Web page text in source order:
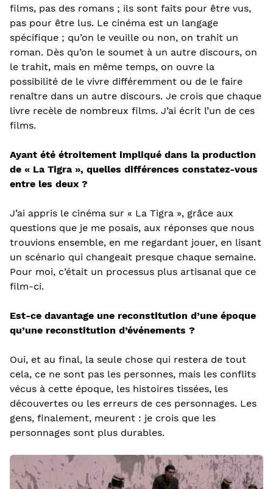
films, pas des romans ; ils sont faits pour être vus,
pas pour être lus. Le cinéma est un langage
spécifique ; qu’on le veuille ou non, on trahit un
roman. Dès qu’on le soumet à un autre discours, on
le trahit, mais en même temps, on ouvre la
possibilité de le vivre différemment ou de le faire
renaître dans un autre discours. Je crois que chaque
livre recèle de nombreux films. J’ai écrit l’un de ces
films.
Ayant été étroitement impliqué dans la production
de « La Tigra », quelles différences constatez-vous
entre les deux ?
J’ai appris le cinéma sur « La Tigra », grâce aux
questions que je me posais, aux réponses que nous
trouvions ensemble, en me regardant jouer, en lisant
un scénario qui changeait presque chaque semaine.
Pour moi, c’était un processus plus artisanal que ce
film-ci.
Est-ce davantage une reconstitution d’une époque
qu’une reconstitution d’événements ?
Oui, et au final, la seule chose qui restera de tout
cela, ce ne sont pas les personnes, mais les conflits
vécus à cette époque, les histoires tissées, les
découvertes ou les erreurs de ces personnages. Les
gens, finalement, meurent : je crois que les
personnages sont plus durables.